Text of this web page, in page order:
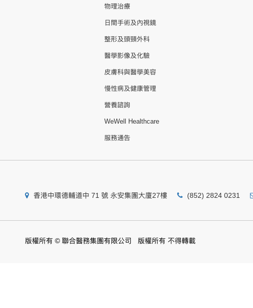
物理治療
日間手術及內視鏡
整形及頭頸外科
醫學影像及化驗
皮膚科與醫學美容
慢性病及健康管理
營養諮詢
WeWell Healthcare
服務通告
香港中環德輔道中 71 號 永安集團大廈27樓 (852) 2824 0231
版權所有 © 聯合醫務集團有限公司 版權所有 不得轉載